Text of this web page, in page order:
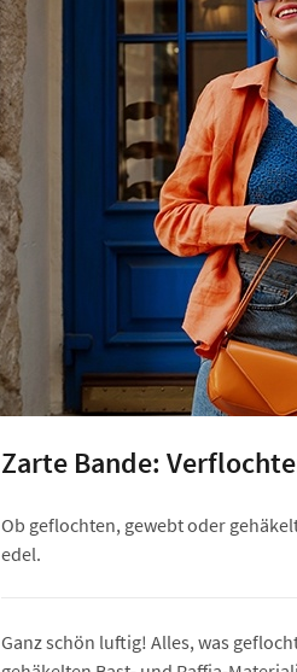
Zarte Bande:
Ob geflochten, gewebt oder
edel.
Ganz schön luftig! Alles, was